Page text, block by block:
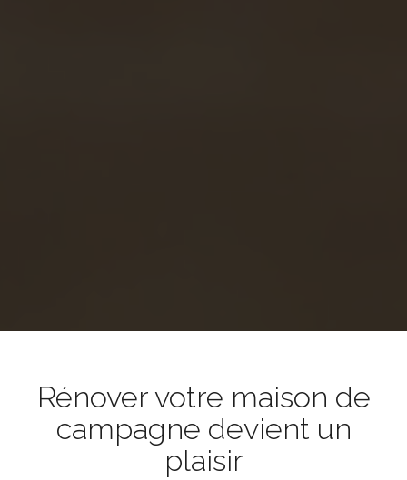
Rénover votre maison de
campagne devient un
plaisir